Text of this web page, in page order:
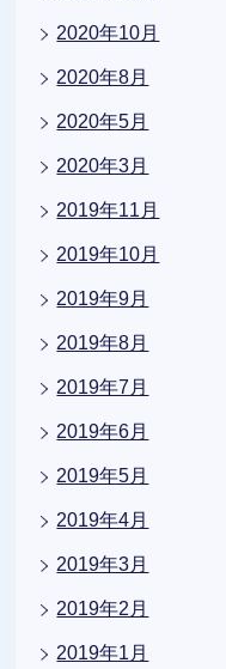
2020年10月
2020年8月
2020年5月
2020年3月
2019年11月
2019年10月
2019年9月
2019年8月
2019年7月
2019年6月
2019年5月
2019年4月
2019年3月
2019年2月
2019年1月